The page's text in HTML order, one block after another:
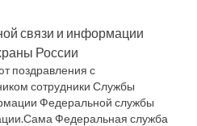
связи и информации
России
поздравления с
сотрудники Службы
Федеральной службы
Федеральная служба